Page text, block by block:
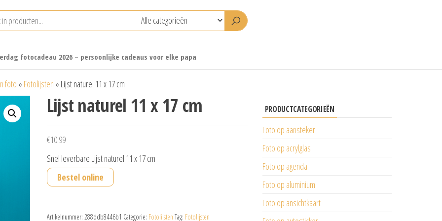
fotocadeau 2026 – persoonlijke cadeaus voor elke papa
foto » Fotolijsten » Lijst naturel 11 x 17 cm
Lijst naturel 11 x 17 cm
€10.99
Snel leverbare Lijst naturel 11 x 17 cm
Bestel online
Artikelnummer: 288ddb8446b1 Categorie: Fotolijsten Tag: Fotolijsten
PRODUCTCATEGORIEËN
Foto op aansteker
Foto op acrylglas
Foto op agenda
Foto op aluminium
Foto op ansichtkaart